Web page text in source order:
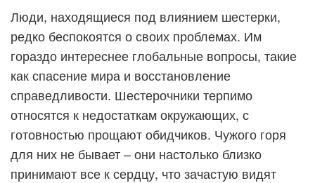
Люди, находящиеся под влиянием шестерки,
редко беспокоятся о своих проблемах. Им
гораздо интереснее глобальные вопросы, такие
как спасение мира и восстановление
справедливости. Шестерочники терпимо
относятся к недостаткам окружающих, с
готовностью прощают обидчиков. Чужого горя
для них не бывает – они настолько близко
принимают все к сердцу, что зачастую видят